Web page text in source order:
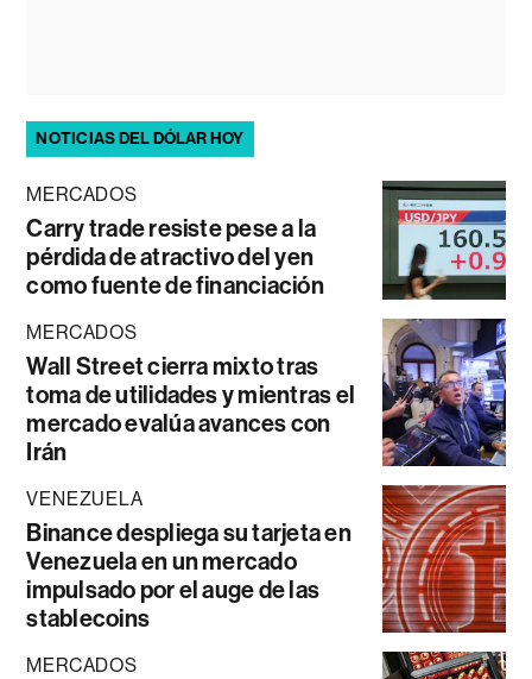
NOTICIAS DEL DÓLAR HOY
MERCADOS
Carry trade resiste pese a la
pérdida de atractivo del yen
como fuente de financiación
MERCADOS
Wall Street cierra mixto tras
toma de utilidades y mientras el
mercado evalúa avances con
Irán
VENEZUELA
Binance despliega su tarjeta en
Venezuela en un mercado
impulsado por el auge de las
stablecoins
MERCADOS